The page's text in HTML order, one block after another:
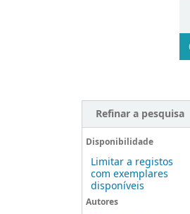
Refinar a pesquisa
Disponibilidade
Limitar a registos
com exemplares
disponíveis
Autores